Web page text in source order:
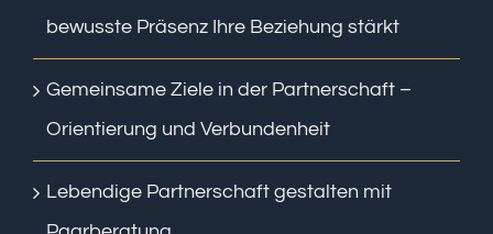
bewusste Präsenz Ihre Beziehung stärkt
Gemeinsame Ziele in der Partnerschaft –
Orientierung und Verbundenheit
Lebendige Partnerschaft gestalten mit